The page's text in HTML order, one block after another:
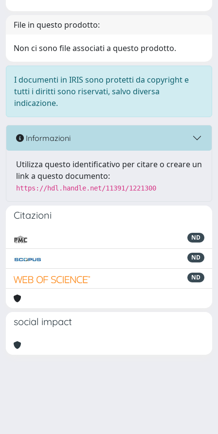
File in questo prodotto:
Non ci sono file associati a questo prodotto.
I documenti in IRIS sono protetti da copyright e
tutti i diritti sono riservati, salvo diversa
indicazione.
Informazioni
Utilizza questo identificativo per citare o creare un
link a questo documento:
https://hdl.handle.net/11391/1221300
Citazioni
ND
ND
ND
social impact